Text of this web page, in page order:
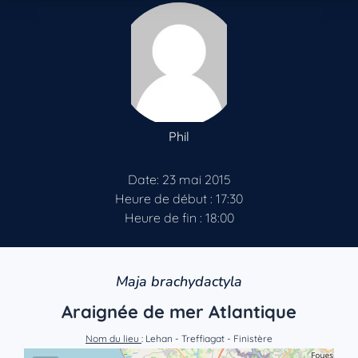
Phil
Date: 23 mai 2015
Heure de début : 17:30
Heure de fin : 18:00
Maja brachydactyla
Araignée de mer Atlantique
Nom du lieu : Lehan - Treffiagat - Finistère